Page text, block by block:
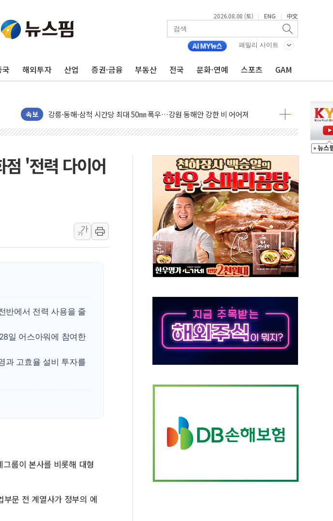
2026.08.08 (토) | ENG | 中文
패밀리 사이트
국 해외투자 산업 증권·금융 부동산 전국 문화·연예 스포츠 GAM
속보
이번주 국내 주요 금융일정(8.10~8.14)
강릉·동해·삼척 시간당 최대 50㎜ 폭우…강원 동해안 강한 비 어어져
서울 중랑구 주택가서 흉기 난동…60대 남성 2명 숨져
여수 오동도 인근 해상서 모터보트 전복…1명 사망·1명 실종
추미애, '위안부' 피해자 기림의 날 참석..."국제적 시민 연대로 목소리 내야"
인천 선재도 갯벌서 해루질 중 실종 60대 나흘만에 숨진 채 발견
인천서 말다툼 중 어머니 흉기 살해 10대 아들 체포
'화합' 꺼낸 김민석에 '뻔뻔' 받아친 정청래…제주 연설서 신경전 고조
李대통령, ISA 개편 재검토 지시…與 "적극 환영"·野 "졸속 국정"
동해중부 전 해상 풍랑주의보…10일까지 최대 3.5m 높은 물결
연일 폭염에 온열질환 사망 23명…정부, 비상대응기구 가동
인제 용대리 계곡서 수위 상승으로 피서객 7명 고립…전원 구조
동해시, 11~14일 '별똥별 멍' 운영…페르세우스 유성우 관측
강원 중·남부 동해안 시간당 50mm 이상 폭우…호우경보 발효
청양 밭에서 일하던 90대 숨져…온열질환 여부 조사
폭염에 車 운전면허 기능시험 오전 집중 편성…체감온도 38도 넘으면 중단
점 '전력 다이어
가
가
반에서 전력 사용을 줄
일 어스아워에 참여한
과 고효율 설비 투자를
룹이 본사를 비롯해 대형
문 전 계열사가 정부의 에